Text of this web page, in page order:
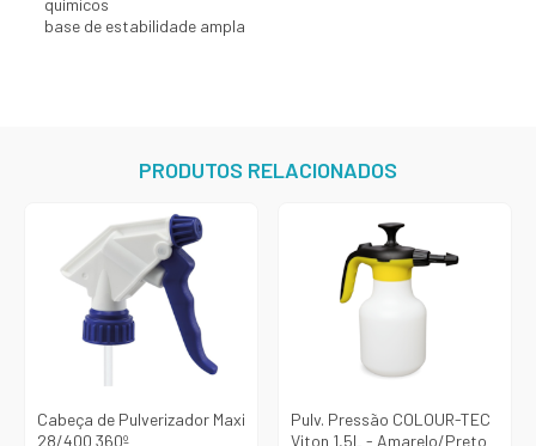
químicos
base de estabilidade ampla
PRODUTOS RELACIONADOS
Cabeça de Pulverizador Maxi
28/400 360º
Pulv. Pressão COLOUR-TEC
Viton 1,5L - Amarelo/Preto